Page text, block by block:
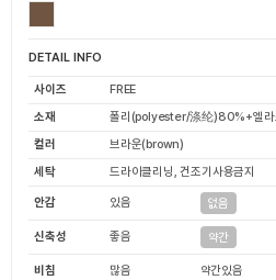
DETAIL INFO
사이즈
FREE
소재
폴리(polyester/涤纶)80%+엘
컬러
브라운(brown)
세탁
드라이클리닝, 건조기사용금지
안감 있음 없음
신축성 좋음 약간
비침 많음 약간있음